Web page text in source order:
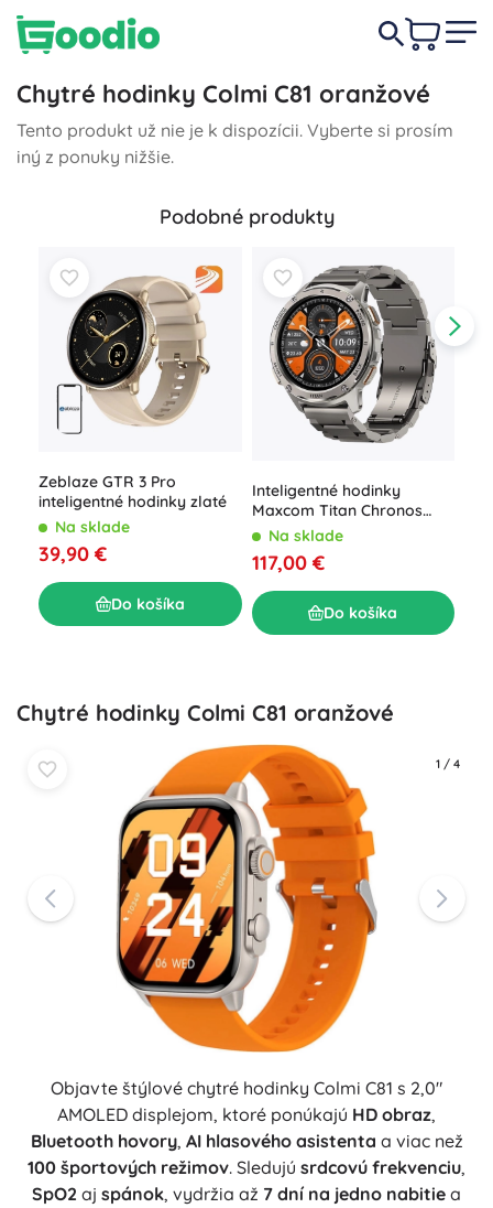
Chytré hodinky Colmi C81 oranžové
Tento produkt už nie je k dispozícii. Vyberte si prosím
iný z ponuky nižšie.
Podobné produkty
Zeblaze GTR 3 Pro
inteligentné hodinky zlaté
Na sklade
39,90 €
Do košíka
Inteligentné hodinky
Maxcom Titan Chronos
strieborné
Na sklade
117,00 €
Do košíka
Chytré hodinky Colmi C81 oranžové
1 / 4
Objavte štýlové chytré hodinky Colmi C81 s 2,0"
AMOLED displejom, ktoré ponúkajú HD obraz,
Bluetooth hovory, AI hlasového asistenta a viac než
100 športových režimov. Sledujú srdcovú frekvenciu,
SpO2 aj spánok, vydržia až 7 dní na jedno nabitie a